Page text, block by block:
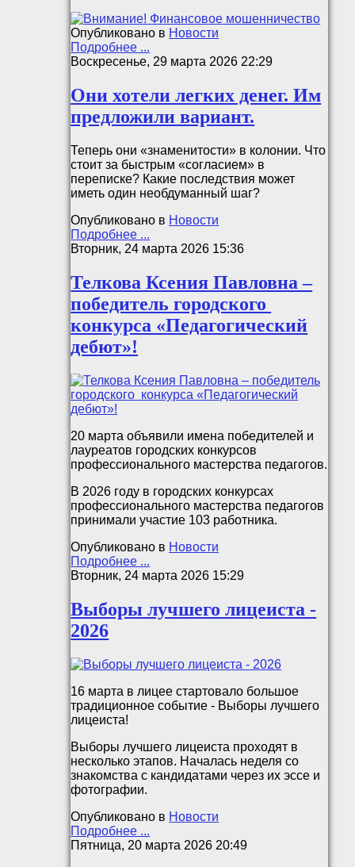
Опубликовано в Новости
Подробнее ...
Воскресенье, 29 марта 2026 22:29
Они хотели легких денег. Им
предложили вариант.
Теперь они «знаменитости» в колонии. Что
стоит за быстрым «согласием» в
переписке? Какие последствия может
иметь один необдуманный шаг?
Опубликовано в Новости
Подробнее ...
Вторник, 24 марта 2026 15:36
Телкова Ксения Павловна –
победитель городского
конкурса «Педагогический
дебют»!
20 марта объявили имена победителей и
лауреатов городских конкурсов
профессионального мастерства педагогов.
В 2026 году в городских конкурсах
профессионального мастерства педагогов
принимали участие 103 работника.
Опубликовано в Новости
Подробнее ...
Вторник, 24 марта 2026 15:29
Выборы лучшего лицеиста -
2026
16 марта в лицее стартовало большое
традиционное событие - Выборы лучшего
лицеиста!
Выборы лучшего лицеиста проходят в
несколько этапов. Началась неделя со
знакомства с кандидатами через их эссе и
фотографии.
Опубликовано в Новости
Подробнее ...
Пятница, 20 марта 2026 20:49